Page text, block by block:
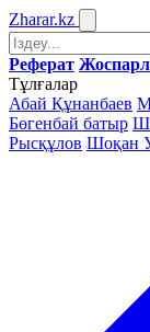
Zharar.kz
Реферат
Тұлғалар
Абай Құнанбаев
Бөгенбай батыр
Рысқұлов Шоқан